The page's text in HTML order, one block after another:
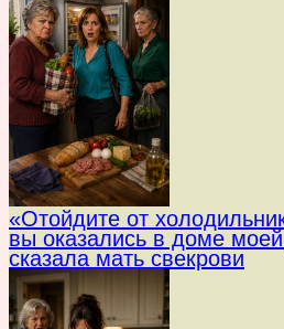
«Отойдите от
вы оказались в доме
сказала мать свекрови